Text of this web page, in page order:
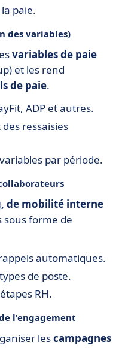
paie.
des variables)
variables de paie
et les rend
de paie.
ADP et autres.
ressaisies
par période.
de mobilité interne
sous forme de
automatiques.
de poste.
RH.
l'engagement
lescampagnes